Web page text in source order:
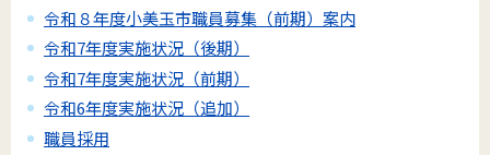
令和８年度小美玉市職員募集（前期）案内
令和7年度実施状況（後期）
令和7年度実施状況（前期）
令和6年度実施状況（追加）
職員採用